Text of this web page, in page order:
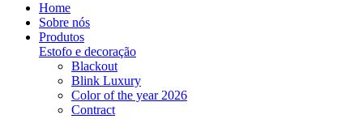
Home
Sobre nós
Produtos
Estofo e decoração
Blackout
Blink Luxury
Color of the year 2026
Contract